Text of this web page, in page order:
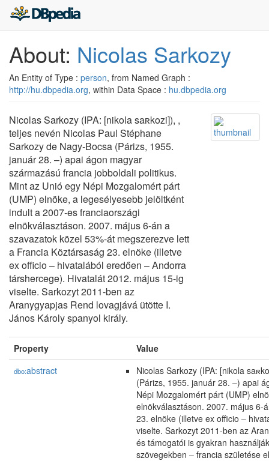
About: Nicolas Sarkozy
An Entity of Type : person, from Named Graph :
http://hu.dbpedia.org, within Data Space : hu.dbpedia.org
Nicolas Sarkozy (IPA: [nikola saʀkozi]), ,
teljes nevén Nicolas Paul Stéphane
Sarkozy de Nagy-Bocsa (Párizs, 1955.
január 28. –) apai ágon magyar
származású francia jobboldali politikus.
Mint az Unió egy Népi Mozgalomért párt
(UMP) elnöke, a legesélyesebb jelöltként
indult a 2007-es franciaországi
elnökválasztáson. 2007. május 6-án a
szavazatok közel 53%-át megszerezve lett
a Francia Köztársaság 23. elnöke (illetve
ex officio – hivatalából eredően – Andorra
társhercege). Hivatalát 2012. május 15-ig
viselte. Sarkozyt 2011-ben az
Aranygyapjas Rend lovagjává ütötte I.
János Károly spanyol király.
Property Value
dbo:abstract
Nicolas Sarkozy (IPA: [nikola
(Párizs, 1955. január 28. –) apai
Népi Mozgalomért párt (UMP)
elnökválasztáson. 2007. május 6-
23. elnöke (illetve ex officio –
viselte. Sarkozyt 2011-ben az
és támogatói is gyakran
szövegekben – francia születése